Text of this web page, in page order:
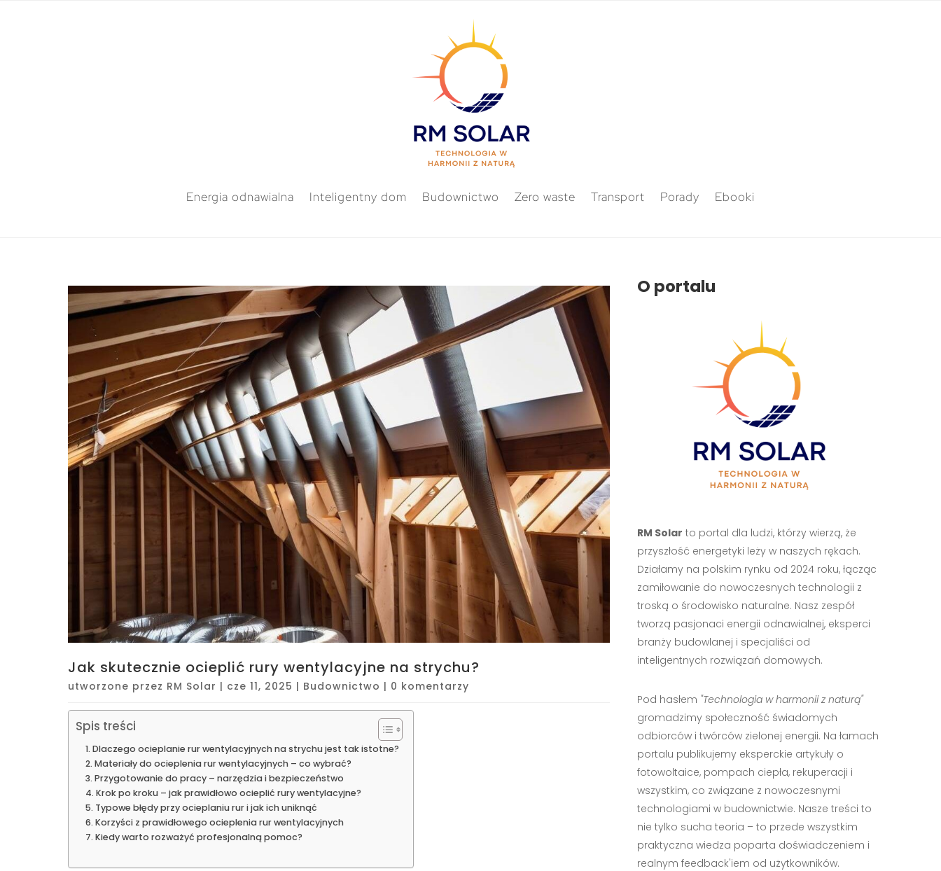
Energia odnawialna Inteligentny dom Budownictwo Zero waste Transport Porady Ebooki
Jak skutecznie ocieplić rury wentylacyjne na strychu?
utworzone przez RM Solar | cze 11, 2025 | Budownictwo | 0 komentarzy
Spis treści
Dlaczego ocieplanie rur wentylacyjnych na strychu jest tak istotne?
Materiały do ocieplenia rur wentylacyjnych – co wybrać?
Przygotowanie do pracy – narzędzia i bezpieczeństwo
Krok po kroku – jak prawidłowo ocieplić rury wentylacyjne?
Typowe błędy przy ocieplaniu rur i jak ich uniknąć
Korzyści z prawidłowego ocieplenia rur wentylacyjnych
Kiedy warto rozważyć profesjonalną pomoc?
O portalu
RM Solar to portal dla ludzi, którzy wierzą, że
przyszłość energetyki leży w naszych rękach.
Działamy na polskim rynku od 2024 roku, łącząc
zamiłowanie do nowoczesnych technologii z
troską o środowisko naturalne. Nasz zespół
tworzą pasjonaci energii odnawialnej, eksperci
branży budowlanej i specjaliści od
inteligentnych rozwiązań domowych.
Pod hasłem "Technologia w harmonii z naturą"
gromadzimy społeczność świadomych
odbiorców i twórców zielonej energii. Na łamach
portalu publikujemy eksperckie artykuły o
fotowoltaice, pompach ciepła, rekuperacji i
wszystkim, co związane z nowoczesnymi
technologiami w budownictwie. Nasze treści to
nie tylko sucha teoria – to przede wszystkim
praktyczna wiedza poparta doświadczeniem i
realnym feedback'iem od użytkowników.